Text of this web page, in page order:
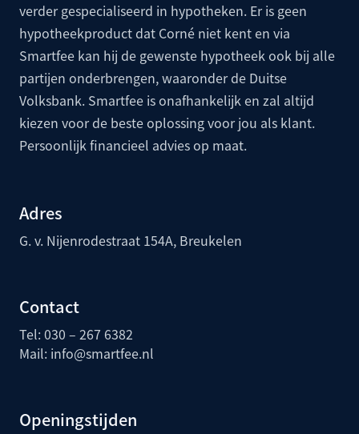
verder gespecialiseerd in hypotheken. Er is geen
hypotheekproduct dat Corné niet kent en via
Smartfee kan hij de gewenste hypotheek ook bij alle
partijen onderbrengen, waaronder de Duitse
Volksbank. Smartfee is onafhankelijk en zal altijd
kiezen voor de beste oplossing voor jou als klant.
Persoonlijk financieel advies op maat.
Adres
G. v. Nijenrodestraat 154A, Breukelen
Contact
Tel: 030 – 267 6382
Mail: info@smartfee.nl
Openingstijden